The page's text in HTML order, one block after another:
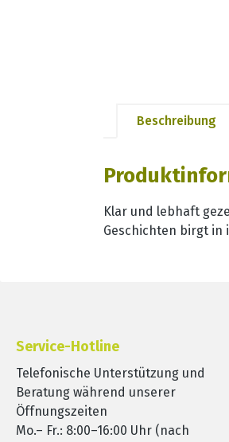
Beschreibung
Klar und lebhaft
Geschichten birgt in
Service-Hotline
Telefonische Unterstützung und
Beratung während unserer
Öffnungszeiten
Mo.– Fr.: 8:00–16:00 Uhr (nach